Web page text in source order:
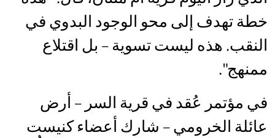
خطة تهدف إلى محو الوجود البدوي في
النقب. هذه ليست تسوية – بل اقتلاع
ممنهج".
في مؤتمر عُقد في قرية السر – أرض
عائلة الخرومي – شارك أعضاء كنيست